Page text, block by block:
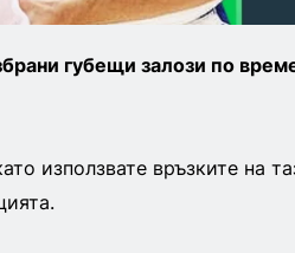
губещи залози по
използвате връзките на